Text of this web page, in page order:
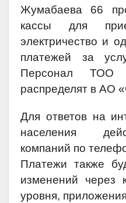
Жумабаева 66
кассы для
электричество и
платежей за
Персонал ТОО
распределят в АО
Для ответов на
населения
компаний по
Платежи также
изменений через
уровня,